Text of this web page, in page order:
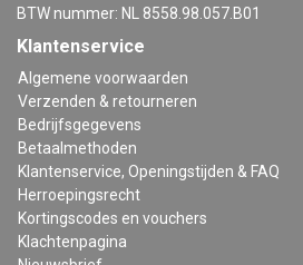
BTW nummer: NL 8558.98.057.B01
Klantenservice
Algemene voorwaarden
Verzenden & retourneren
Bedrijfsgegevens
Betaalmethoden
Klantenservice, Openingstijden & FAQ
Herroepingsrecht
Kortingscodes en vouchers
Klachtenpagina